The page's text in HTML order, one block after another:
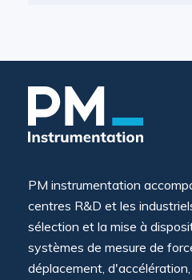
PM instrumentation
centres R&D et les
sélection et la mise à
systèmes de mesure de
déplacement,